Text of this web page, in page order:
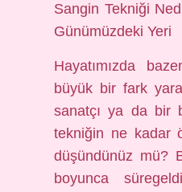
Sangin Tekniği
Günümüzdeki Yeri
Hayatımızda
büyük bir fark
sanatçı ya da bir
tekniğin ne kadar
düşündünüz mü?
boyunca